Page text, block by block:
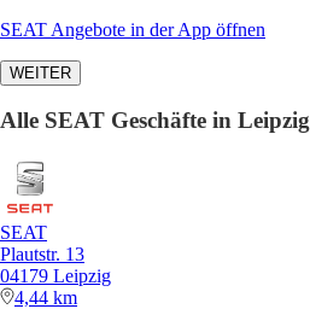
SEAT Angebote in der App öffnen
WEITER
Alle SEAT Geschäfte in Leipzig
SEAT
Plautstr. 13
04179 Leipzig
4,44 km